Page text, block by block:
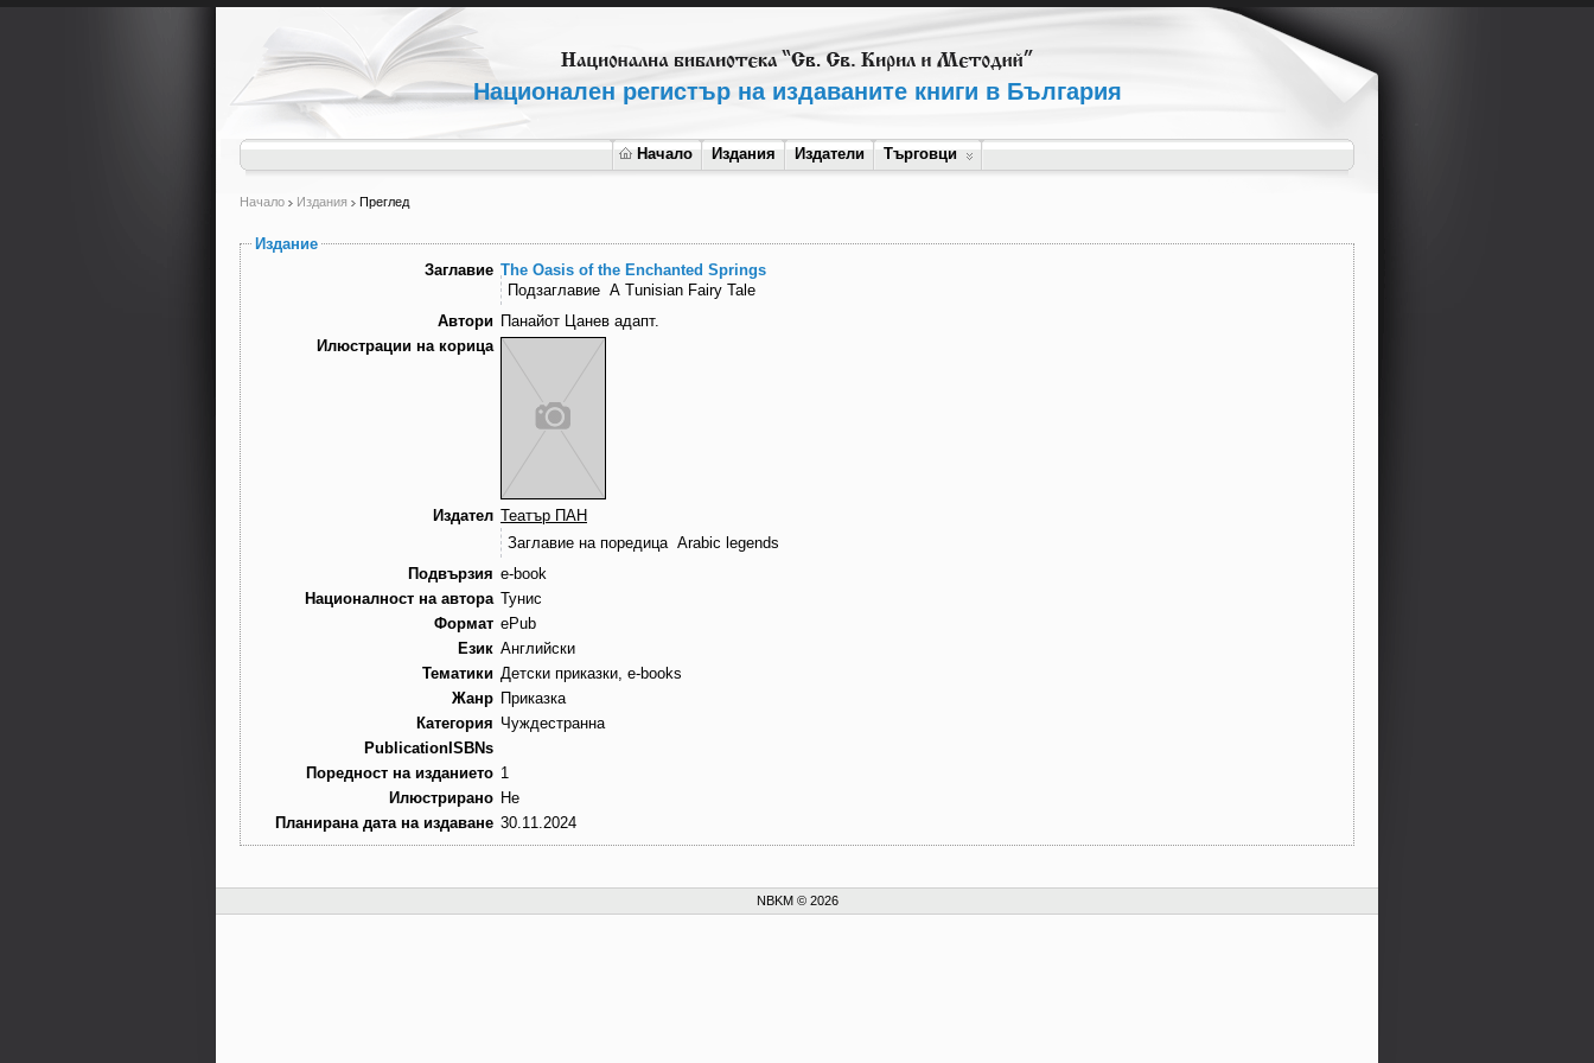
Национален регистър на издаваните книги в България
Начало Издания Издатели Търговци
Начало Издания Преглед
Издание
Заглавие The Oasis of the Enchanted Springs
Подзаглавие А Tunisian Fairy Tale
Автори Панайот Цанев адапт.
Илюстрации на корица
Издател Театър ПАН
Заглавие на поредица Arabic legends
Подвързия e-book
Националност на автора Тунис
Формат ePub
Език Английски
Тематики Детски приказки, e-books
Жанр Приказка
Категория Чуждестранна
PublicationISBNs
Поредност на изданието 1
Илюстрирано Не
Планирана дата на издаване 30.11.2024
NBKM © 2026